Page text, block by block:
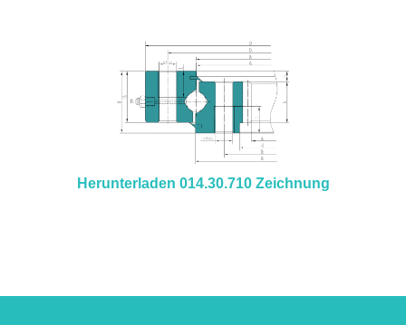
Herunterladen 014.30.710 Zeichnung